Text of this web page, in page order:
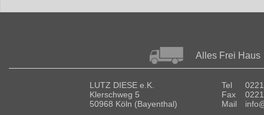
Alles Frei Haus
LUTZ DIESE e.K.
Klerschweg 5
50968 Köln (Bayenthal)
Tel
Fax
Mail